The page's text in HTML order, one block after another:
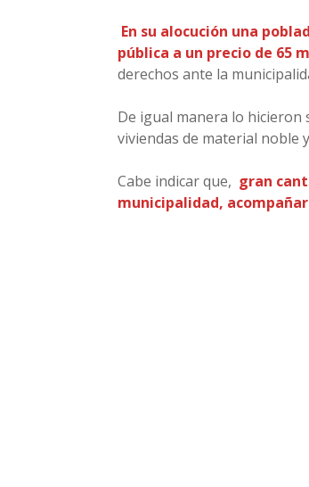
En su alocución una
pública a un precio de 65
derechos ante la
De igual manera lo
viviendas de material noble
Cabe indicar que, gran
municipalidad,